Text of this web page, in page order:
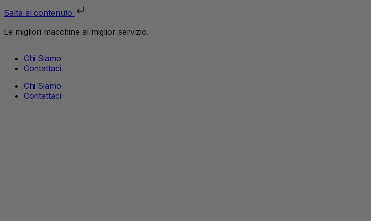
Salta al contenuto
Le migliori macchine al miglior servizio.
Chi Siamo
Contattaci
Chi Siamo
Contattaci